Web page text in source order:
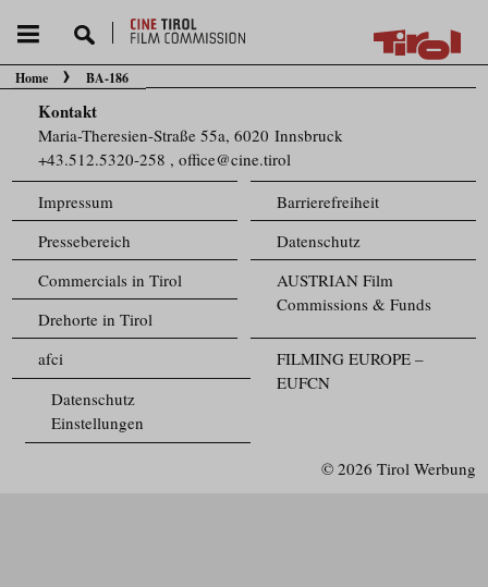
Sie befinden sich hier:
Home BA-186
Kontakt
Maria-Theresien-Straße 55a, 6020 Innsbruck
+43.512.5320-258 ,office@cine.tirol
Impressum
Barrierefreiheit
Pressebereich
Datenschutz
Commercials in Tirol
AUSTRIAN Film
Commissions & Funds
Drehorte in Tirol
FILMING EUROPE –
EUFCN
afci
Datenschutz
Einstellungen
© 2026 Tirol Werbung